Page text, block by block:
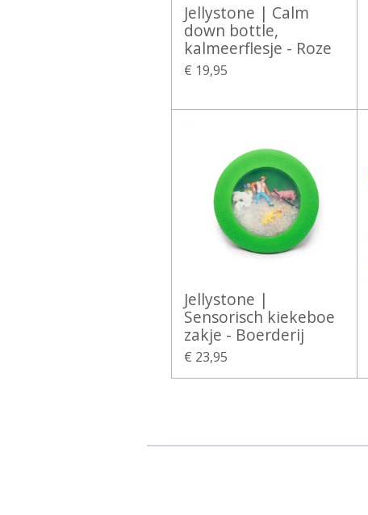
Jellystone | Calm
down bottle,
kalmeerflesje - Roze
€ 19,95
Jellystone |
Sensorisch kiekeboe
zakje - Boerderij
€ 23,95